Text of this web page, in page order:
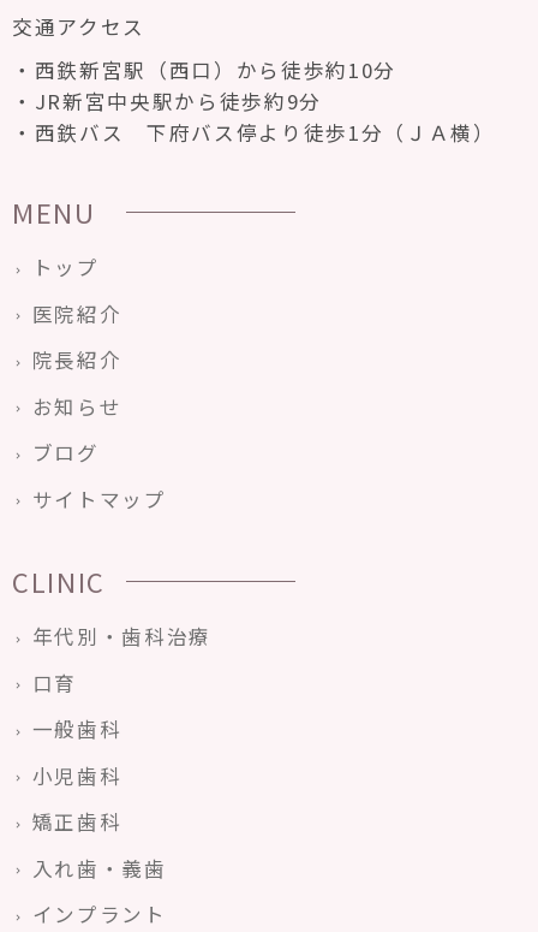
交通アクセス
西鉄新宮駅（西口）から徒歩約10分
JR新宮中央駅から徒歩約9分
西鉄バス 下府バス停より徒歩1分（ＪＡ横）
MENU
トップ
医院紹介
院長紹介
お知らせ
ブログ
サイトマップ
CLINIC
年代別・歯科治療
口育
一般歯科
小児歯科
矯正歯科
入れ歯・義歯
インプラント